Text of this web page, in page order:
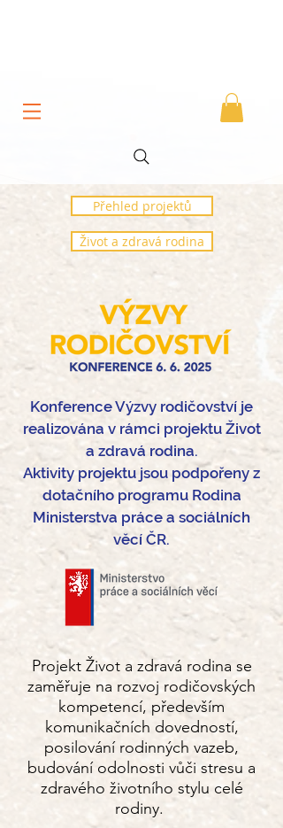
Přehled projektů
Život a zdravá rodina
Konference Výzvy rodičovství je
realizována v rámci projektu Život
a zdravá rodina.
Aktivity projektu jsou podpořeny z
dotačního programu Rodina
Ministerstva práce a sociálních
věcí ČR.
Projekt Život a zdravá rodina se
zaměřuje na rozvoj rodičovských
kompetencí, především
komunikačních dovedností,
posilování rodinných vazeb,
budování odolnosti vůči stresu a
zdravého životního stylu celé
rodiny.